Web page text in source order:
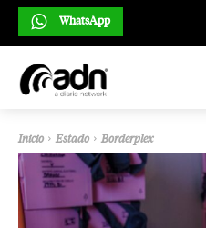
WhatsApp
Inicio Estado Borderplex